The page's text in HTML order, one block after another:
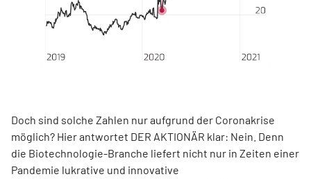
Doch sind solche Zahlen nur aufgrund der Coronakrise
möglich? Hier antwortet DER AKTIONÄR klar: Nein. Denn
die Biotechnologie-Branche liefert nicht nur in Zeiten einer
Pandemie lukrative und innovative